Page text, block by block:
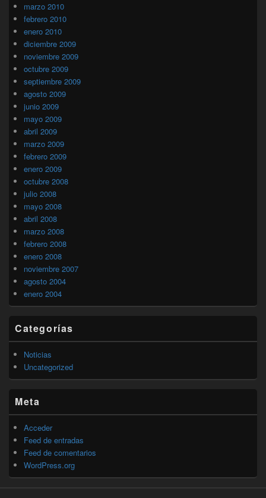
marzo 2010
febrero 2010
enero 2010
diciembre 2009
noviembre 2009
octubre 2009
septiembre 2009
agosto 2009
junio 2009
mayo 2009
abril 2009
marzo 2009
febrero 2009
enero 2009
octubre 2008
julio 2008
mayo 2008
abril 2008
marzo 2008
febrero 2008
enero 2008
noviembre 2007
agosto 2004
enero 2004
Categorías
Noticias
Uncategorized
Meta
Acceder
Feed de entradas
Feed de comentarios
WordPress.org